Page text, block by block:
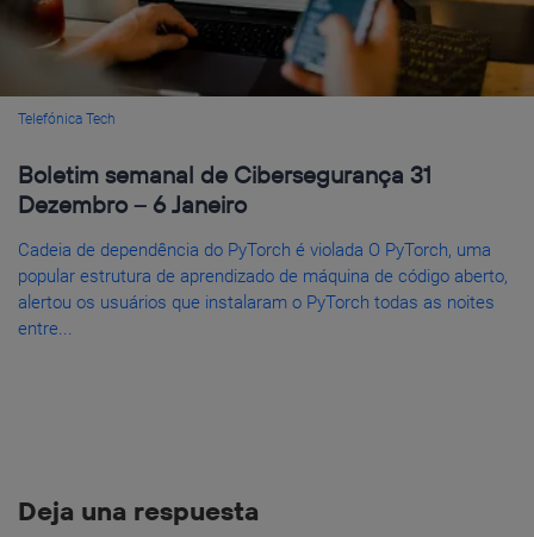
Telefónica Tech
Boletim semanal de Cibersegurança 31
Dezembro – 6 Janeiro
Cadeia de dependência do PyTorch é violada O PyTorch, uma
popular estrutura de aprendizado de máquina de código aberto,
alertou os usuários que instalaram o PyTorch todas as noites
entre...
Deja una respuesta